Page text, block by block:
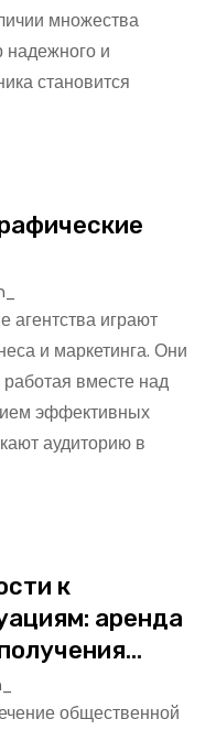
множества
надежного и
становится
агентства играют
и маркетинга. Они
вместе над
эффективных
аудиторию в
к
аренда
Новгорода
общественной